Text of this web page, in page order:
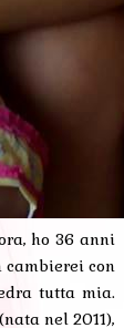
ho 36 anni
cambierei con
tutta mia.
nel 2011),